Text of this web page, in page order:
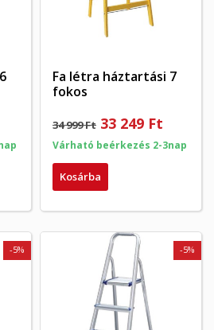
Fa létra háztartási 7
fokos
34 999 Ft 33 249 Ft
Várható beérkezés 2-3nap
Kosárba
-5% -5%
Kívánságlista létrehozása
Mégsem Bejelentkezés